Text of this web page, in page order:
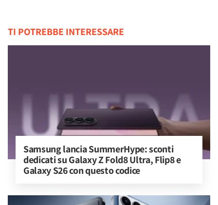
TI POTREBBE INTERESSARE
Samsung lancia SummerHype: sconti
dedicati su Galaxy Z Fold8 Ultra, Flip8 e
Galaxy S26 con questo codice